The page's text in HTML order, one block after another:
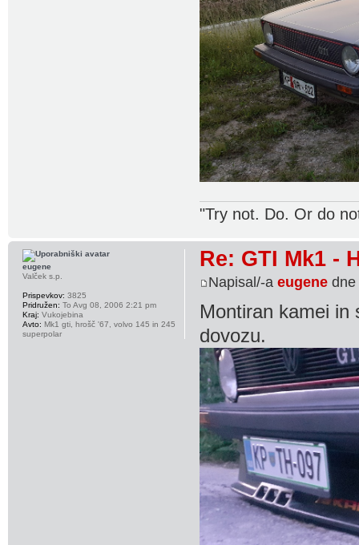
"Try not. Do. Or do
Re: GTI Mk1 -
Napisal/-aeugene dne
Montiran kamei
dovozu.
eugene
Valček s.p.
Prispevkov: 3825
Pridružen: To Avg 08, 2006 2:21 pm
Kraj: Vukojebina
Avto: Mk1 gti, hrošč '67, volvo 145 in 245
superpolar